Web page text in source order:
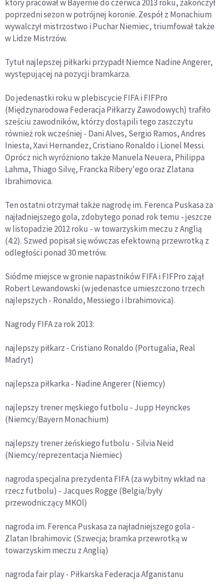
który pracował w Bayernie do czerwca 2013 roku, zakończył
poprzedni sezon w potrójnej koronie. Zespół z Monachium
wywalczył mistrzostwo i Puchar Niemiec, triumfował także
w Lidze Mistrzów.
Tytuł najlepszej piłkarki przypadł Niemce Nadine Angerer,
występującej na pozycji bramkarza.
Do jedenastki roku w plebiscycie FIFA i FIFPro
(Międzynarodowa Federacja Piłkarzy Zawodowych) trafiło
sześciu zawodników, którzy dostąpili tego zaszczytu
również rok wcześniej - Dani Alves, Sergio Ramos, Andres
Iniesta, Xavi Hernandez, Cristiano Ronaldo i Lionel Messi.
Oprócz nich wyróżniono także Manuela Neuera, Philippa
Lahma, Thiago Silvę, Francka Ribery'ego oraz Zlatana
Ibrahimovica.
Ten ostatni otrzymał także nagrodę im. Ferenca Puskasa za
najładniejszego gola, zdobytego ponad rok temu - jeszcze
w listopadzie 2012 roku - w towarzyskim meczu z Anglią
(4:2). Szwed popisał się wówczas efektowną przewrotką z
odległości ponad 30 metrów.
Siódme miejsce w gronie napastników FIFA i FIFPro zajął
Robert Lewandowski (w jedenastce umieszczono trzech
najlepszych - Ronaldo, Messiego i Ibrahimovica).
Nagrody FIFA za rok 2013:
najlepszy piłkarz - Cristiano Ronaldo (Portugalia, Real
Madryt)
najlepsza piłkarka - Nadine Angerer (Niemcy)
najlepszy trener męskiego futbolu - Jupp Heynckes
(Niemcy/Bayern Monachium)
najlepszy trener żeńskiego futbolu - Silvia Neid
(Niemcy/reprezentacja Niemiec)
nagroda specjalna prezydenta FIFA (za wybitny wkład na
rzecz futbolu) - Jacques Rogge (Belgia/były
przewodniczący MKOl)
nagroda im. Ferenca Puskasa za najładniejszego gola -
Zlatan Ibrahimovic (Szwecja; bramka przewrotką w
towarzyskim meczu z Anglią)
nagroda fair play - Piłkarska Federacja Afganistanu